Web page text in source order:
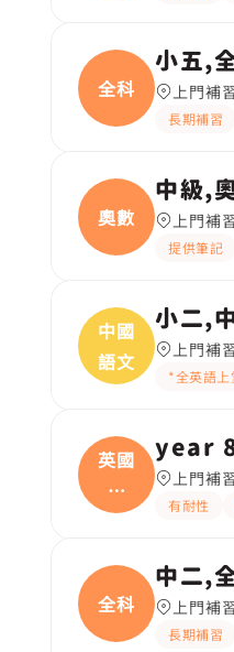
全科
小五,
上門補
長期補習
奧數
中級,
上門補
提供筆記
中國
語文
小二,
上門補
*全英語上
英國
語
文|
year
上門補
有耐性
全科
中二,
上門補
長期補習